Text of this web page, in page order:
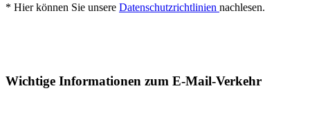
* Hier können Sie unsere Datenschutzrichtlinien nachlesen.
Wichtige Informationen zum E-Mail-Verkehr